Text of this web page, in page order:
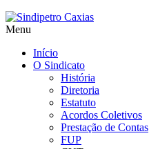
Menu
Início
O Sindicato
História
Diretoria
Estatuto
Acordos Coletivos
Prestação de Contas
FUP